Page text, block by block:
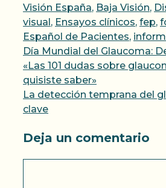
Visión España, Baja Visión,
visual, Ensayos clínicos, fep,
Español de Pacientes,
Día Mundial del Glaucoma:
«Las 101 dudas sobre
quisiste saber»
La detección temprana del
clave
Deja un comentario